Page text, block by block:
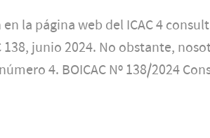
la página web del ICAC 4
junio 2024. No obstante,
4. BOICAC Nº 138/2024